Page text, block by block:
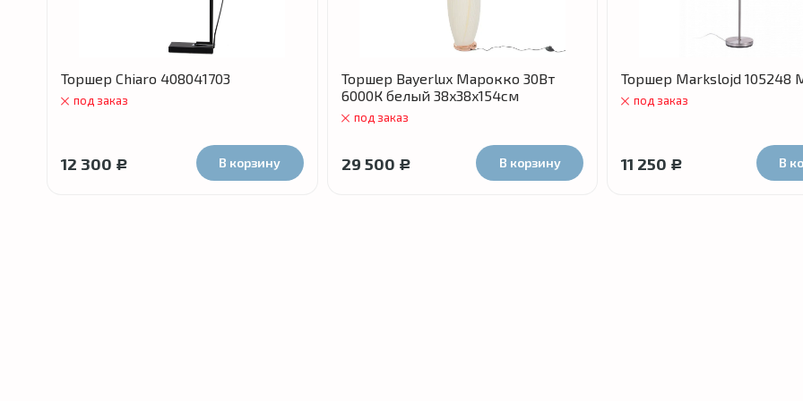
Торшер Chiaro 408041703
под заказ
12 300 Р В корзину
Торшер Bayerlux Марокко 30Вт
6000К белый 38x38x154см
под заказ
29 500 Р В корзину
Торшер Markslojd 105248
под заказ
11 250 Р В